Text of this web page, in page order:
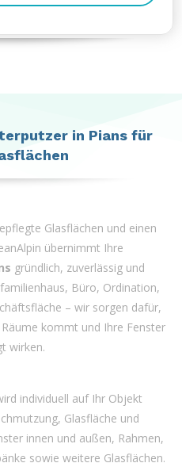
in Pians für
Glasflächen und einen
übernimmt Ihre
gründlich, zuverlässig und
Büro, Ordination,
– wir sorgen dafür,
kommt und Ihre Fenster
wirken.
individuell auf Ihr Objekt
Glasfläche und
innen und außen, Rahmen,
sowie weitere Glasflächen.